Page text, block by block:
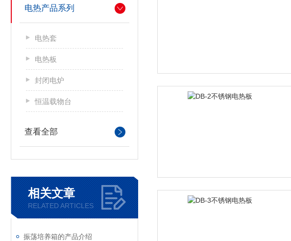
电热产品系列
电热套
电热板
封闭电炉
恒温载物台
查看全部
相关文章
RELATED ARTICLES
振荡培养箱的产品介绍